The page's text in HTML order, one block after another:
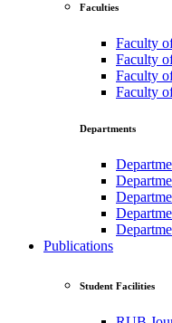
Faculties
Faculty
Faculty
Faculty
Faculty
Departments
Publications
Student Facilities